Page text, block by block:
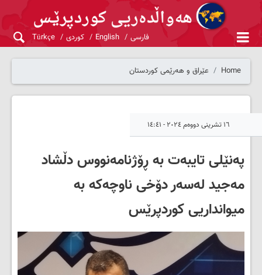
فارسی English کوردی Türkçe
Home عێراق و هەرێمی کوردستان
١٦ تشرینی دووەم ٢٠٢٤ - ١٤:٤١
پەنێلی تایبەت بە ڕۆژنامەنووس دڵشاد
مەجید لەسەر دۆخی ناوچەکە بە
میوانداریی کوردپرێس